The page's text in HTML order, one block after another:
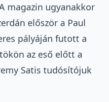
magazin ugyanakkor
először a Paul
pályáján futott a
az eső előtt a
Satis tudósítójuk